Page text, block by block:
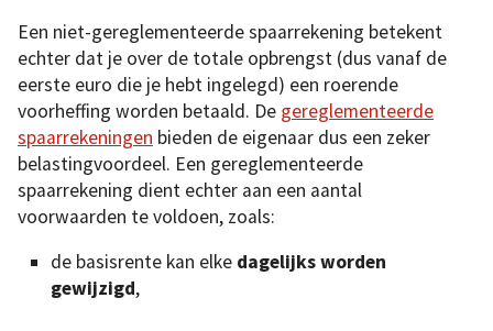
Een niet-gereglementeerde spaarrekening betekent
echter dat je over de totale opbrengst (dus vanaf de
eerste euro die je hebt ingelegd) een roerende
voorheffing worden betaald. De gereglementeerde
spaarrekeningen bieden de eigenaar dus een zeker
belastingvoordeel. Een gereglementeerde
spaarrekening dient echter aan een aantal
voorwaarden te voldoen, zoals:
de basisrente kan elke dagelijks worden
gewijzigd,